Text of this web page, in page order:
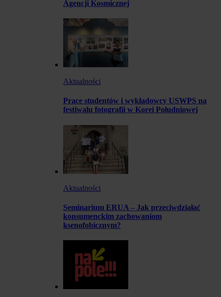
Agencji Kosmicznej
Aktualności
Prace studentów i wykładowcy USWPS na
festiwalu fotografii w Korei Południowej
Aktualności
Seminarium ERUA – Jak przeciwdziałać
konsumenckim zachowaniom
ksenofobicznym?